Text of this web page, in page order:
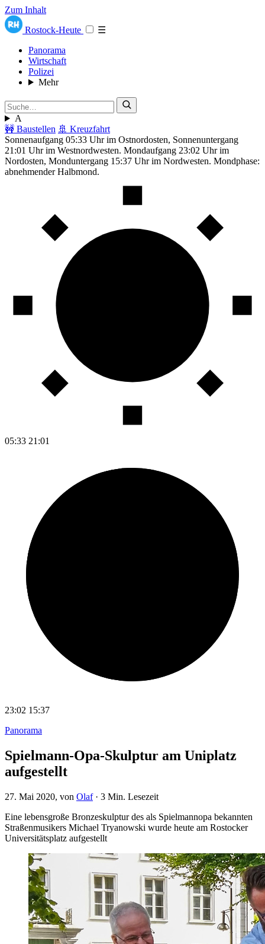
Zum Inhalt
Rostock-Heute
☰
Panorama
Wirtschaft
Polizei
Mehr
A
🚧 Baustellen 🚢 Kreuzfahrt
Sonnenaufgang 05:33 Uhr im Ostnordosten, Sonnenuntergang
21:01 Uhr im Westnordwesten. Mondaufgang 23:02 Uhr im
Nordosten, Monduntergang 15:37 Uhr im Nordwesten. Mondphase:
abnehmender Halbmond.
05:33 21:01
23:02 15:37
Panorama
Spielmann-Opa-Skulptur am Uniplatz
aufgestellt
27. Mai 2020, von Olaf· 3 Min. Lesezeit
Eine lebensgroße Bronzeskulptur des als Spielmannopa bekannten
Straßenmusikers Michael Tryanowski wurde heute am Rostocker
Universitätsplatz aufgestellt